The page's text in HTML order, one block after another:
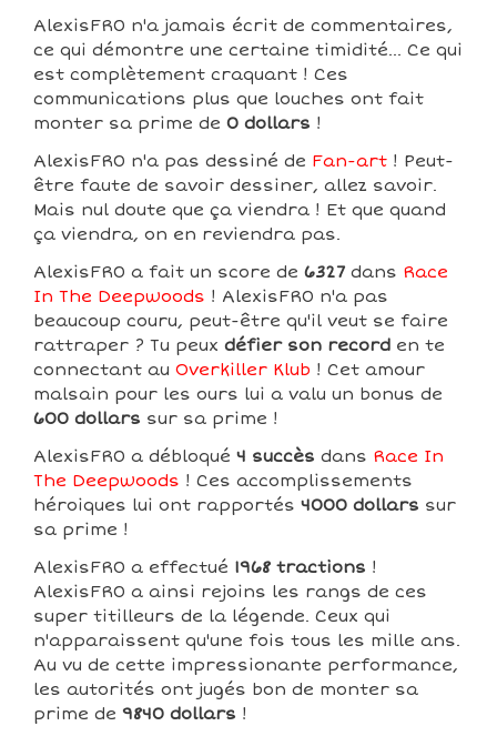
AlexisFR0 n'a jamais écrit de commentaires,
ce qui démontre une certaine timidité... Ce qui
est complètement craquant ! Ces
communications plus que louches ont fait
monter sa prime de 0 dollars !
AlexisFR0 n'a pas dessiné de Fan-art ! Peut-
être faute de savoir dessiner, allez savoir.
Mais nul doute que ça viendra ! Et que quand
ça viendra, on en reviendra pas.
AlexisFR0 a fait un score de 6327 dans Race
In The Deepwoods ! AlexisFR0 n'a pas
beaucoup couru, peut-être qu'il veut se faire
rattraper ? Tu peux défier son record en te
connectant au Overkiller Klub ! Cet amour
malsain pour les ours lui a valu un bonus de
600 dollars sur sa prime !
AlexisFR0 a débloqué 4 succès dans Race In
The Deepwoods ! Ces accomplissements
héroiques lui ont rapportés 4000 dollars sur
sa prime !
AlexisFR0 a effectué 1968 tractions !
AlexisFR0 a ainsi rejoins les rangs de ces
super titilleurs de la légende. Ceux qui
n'apparaissent qu'une fois tous les mille ans.
Au vu de cette impressionante performance,
les autorités ont jugés bon de monter sa
prime de 9840 dollars !